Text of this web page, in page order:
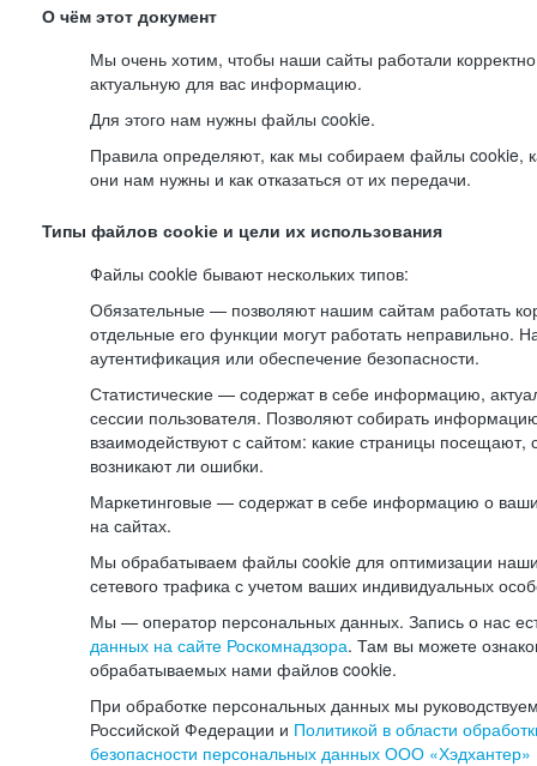
О чём этот документ
Мы очень хотим, чтобы наши сайты работали
актуальную для вас информацию.
Для этого нам нужны файлы cookie.
Правила определяют, как мы собираем файлы cookie,
они нам нужны и как отказаться от их передачи.
Типы файлов cookie и цели их использования
Файлы cookie бывают нескольких типов:
Обязательные — позволяют нашим сайтам работать
отдельные его функции могут работать неправильно.
аутентификация или обеспечение безопасности.
Статистические — содержат в себе информацию,
сессии пользователя. Позволяют собирать
взаимодействуют с сайтом: какие страницы посещают,
возникают ли ошибки.
Маркетинговые — содержат в себе информацию о
на сайтах.
Мы обрабатываем файлы cookie для оптимизации
сетевого трафика с учетом ваших индивидуальных
Мы — оператор персональных данных. Запись о нас
данных на сайте Роскомнадзора. Там вы можете
обрабатываемых нами файлов cookie.
При обработке персональных данных мы
Российской Федерации и Политикой в области
безопасности персональных данных ООО «Хэдхантер»